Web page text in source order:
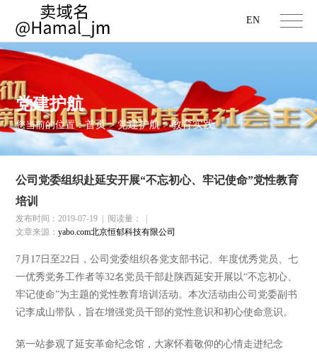
EN
党建护航
您当前的位置：首页>党建护航>教育实践
公司党委组织赴延安开展“不忘初心、牢记使命”党性教育
培训
发布时间：2019-07-19 阅读量：
文章来源：yabo.com北京恒郁科技有限公司
7月17日至22日，公司党委组织各党支部书记、年度优秀党员、七
一优秀党务工作者等32名党员干部赴陕西延安开展以“不忘初心、
牢记使命”为主题的党性教育培训活动。本次活动由公司党委副书
记李成山带队，旨在增强党员干部的党性意识和初心使命意识。
第一站参观了延安革命纪念馆，大家怀着敬仰的心情走进纪念